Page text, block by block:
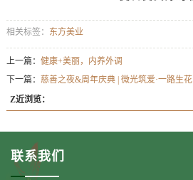
相关标签： 东方美业
上一篇： 健康+美丽，内养外调
下一篇： 慈善之夜&周年庆典 | 微光筑爱·一路生花
Z近浏览：
联系我们